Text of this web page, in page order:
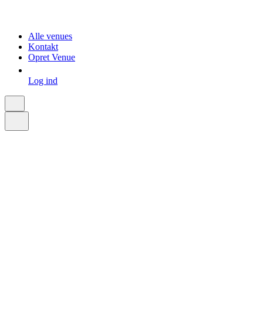
Alle venues
Kontakt
Opret Venue
Log ind